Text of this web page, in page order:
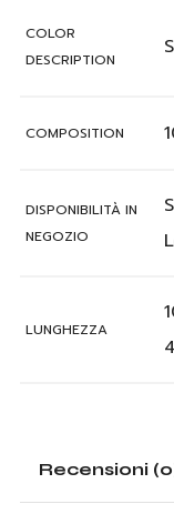
COLOR
DESCRIPTION
COMPOSITION
DISPONIBILITÀ IN
NEGOZIO
LUNGHEZZA
Recensioni